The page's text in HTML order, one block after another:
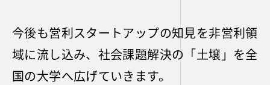
今後も営利スタートアップの知見を非営利領
域に流し込み、社会課題解決の「土壌」を全
国の大学へ広げていきます。